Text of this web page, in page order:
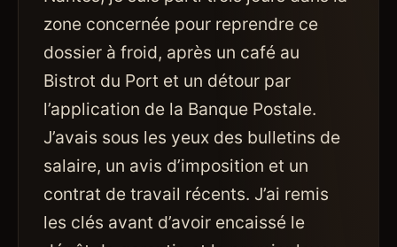
zone concernée pour reprendre ce
dossier à froid, après un café au
Bistrot du Port et un détour par
l’application de la Banque Postale.
J’avais sous les yeux des bulletins de
salaire, un avis d’imposition et un
contrat de travail récents. J’ai remis
les clés avant d’avoir encaissé le